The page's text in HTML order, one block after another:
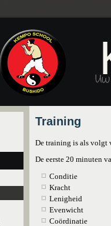
Training
De training is als volgt
De eerste 20 minuten
Conditie
Kracht
Lenigheid
Evenwicht
Coördinatie